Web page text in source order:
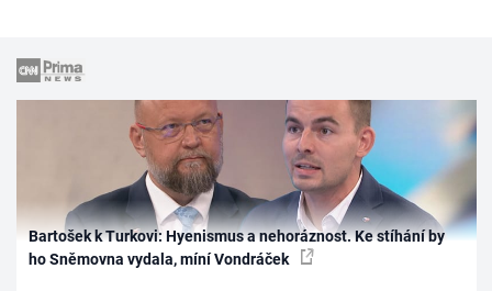
Bartošek k Turkovi: Hyenismus a nehoráznost. Ke stíhání by
ho Sněmovna vydala, míní Vondráček